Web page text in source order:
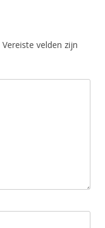
Vereiste velden zijn